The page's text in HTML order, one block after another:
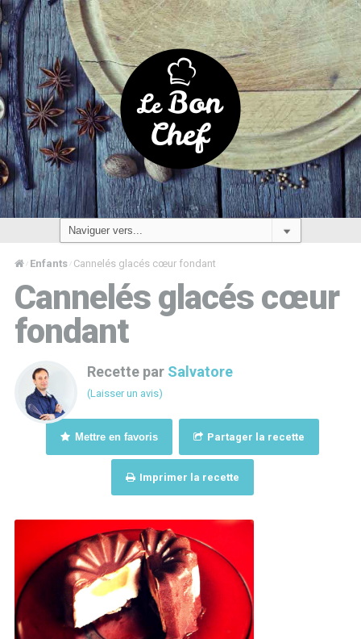
/ Enfants / Cannelés glacés cœur fondant
Cannelés glacés cœur
fondant
Recette par Salvatore
(Laisser un avis)
Mettre en favoris Partager la recette
Imprimer la recette